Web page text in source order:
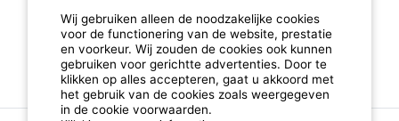
Andere kampeerbestemmingen
Regio's Frankrijk
Wij gebruiken alleen de noodzakelijke cookies
voor de functionering van de website, prestatie
en voorkeur. Wij zouden de cookies ook kunnen
gebruiken voor gerichtte advertenties. Door te
klikken op alles accepteren, gaat u akkoord met
het gebruik van de cookies zoals weergegeven
in de cookie voorwaarden.